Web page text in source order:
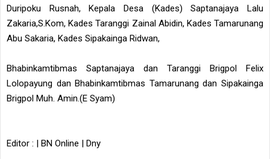
Duripoku Rusnah, Kepala Desa (Kades) Saptanajaya Lalu
Zakaria,S.Kom, Kades Taranggi Zainal Abidin, Kades Tamarunang
Abu Sakaria, Kades Sipakainga Ridwan,
Bhabinkamtibmas Saptanajaya dan Taranggi Brigpol Felix
Lolopayung dan Bhabinkamtibmas Tamarunang dan Sipakainga
Brigpol Muh. Amin.(E Syam)
Editor : | BN Online | Dny